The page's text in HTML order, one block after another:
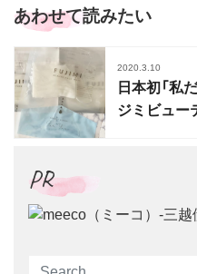
あわせて読みたい
2020.3.10
日本初「私
ジミビュー
PR